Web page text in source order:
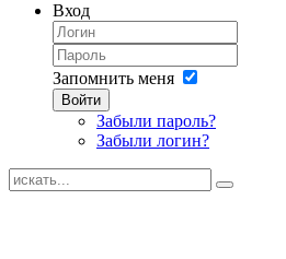
Вход
Запомнить меня
Войти
Забыли пароль?
Забыли логин?